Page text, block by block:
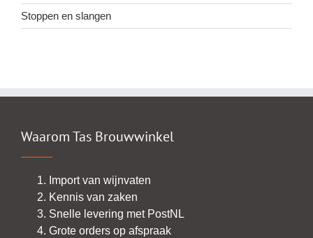
Stoppen en slangen
Waarom Tas Brouwwinkel
Import van wijnvaten
Kennis van zaken
Snelle levering met PostNL
Grote orders op afspraak